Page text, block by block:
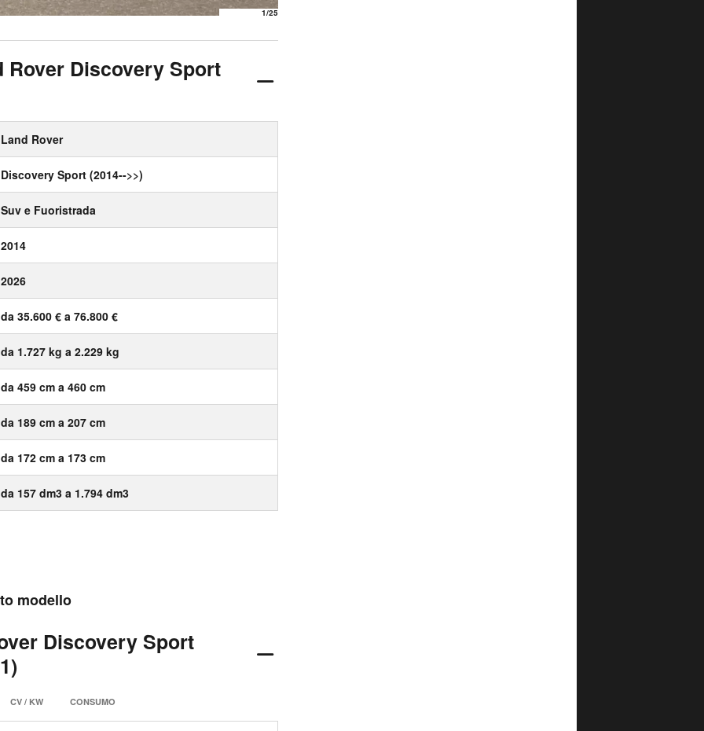
1/25
Discovery Sport
Land Rover
Discovery Sport (2014-->>)
Suv e Fuoristrada
2014
2026
da 35.600 € a 76.800 €
da 1.727 kg a 2.229 kg
da 459 cm a 460 cm
da 189 cm a 207 cm
da 172 cm a 173 cm
da 157 dm3 a 1.794 dm3
modello
Discovery Sport
CV / KW CONSUMO